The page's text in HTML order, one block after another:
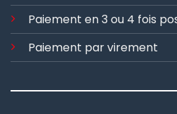
Paiement en 3 ou 4 fois
Paiement par virement